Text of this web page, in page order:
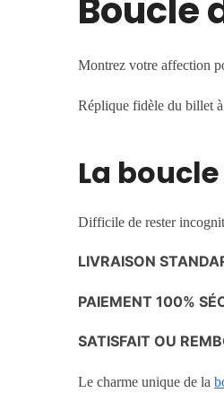
Boucle
Montrez votre affection
Réplique fidèle du billet
La
Difficile de rester
LIVRAISON
PAIEMENT 100%
SATISFAIT OU
Le charme unique de la